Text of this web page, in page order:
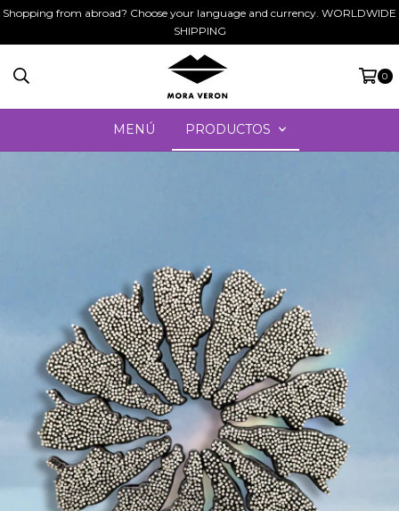
Shopping from abroad? Choose your language and currency. WORLDWIDE
SHIPPING
0
MENÚ PRODUCTOS